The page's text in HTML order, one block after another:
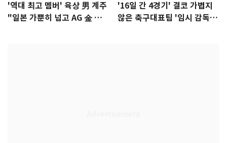
'역대 최고 멤버' 육상 男 계주
"일본 가뿐히 넘고 AG 金 따겠
'16일 간 4경기' 결코 가볍지
않은 축구대표팀 '임시 감독'